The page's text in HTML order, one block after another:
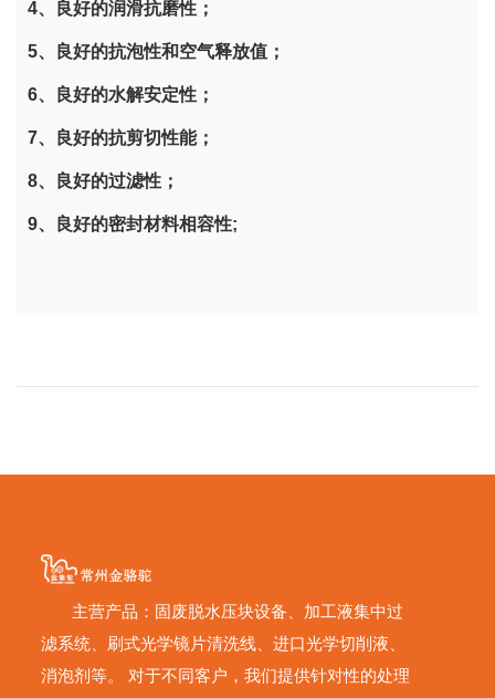
4、良好的润滑抗磨性；
5、良好的抗泡性和空气释放值；
6、良好的水解安定性；
7、良好的抗剪切性能；
8、良好的过滤性；
9、良好的密封材料相容性;
主营产品：固废脱水压块设备、加工液集中过
滤系统、刷式光学镜片清洗线、进口光学切削液、
消泡剂等。 对于不同客户，我们提供针对性的处理